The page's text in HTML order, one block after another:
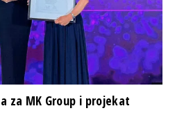
za MK Group i projekat